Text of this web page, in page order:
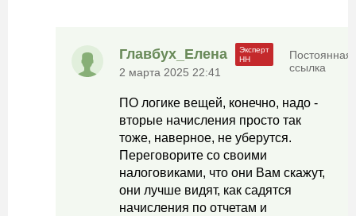
Главбух_Елена
2 марта 2025 22:41
Постоянная
ссылка
ПО логике вещей, конечно, надо -
вторые начисления просто так
тоже, наверное, не уберутся.
Переговорите со своими
налоговиками, что они Вам скажут,
они лучше видят, как садятся
начисления по отчетам и